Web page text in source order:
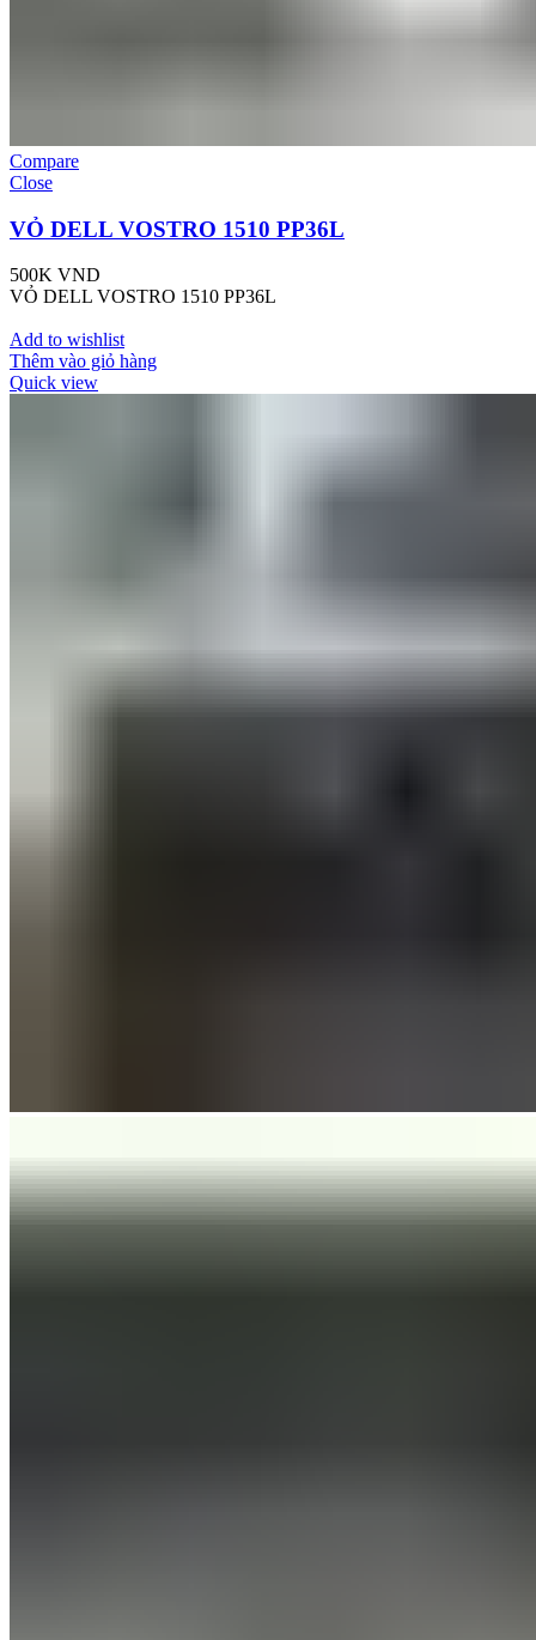
Compare
Close
VỎ DELL VOSTRO 1510 PP36L
500K VND
VỎ DELL VOSTRO 1510 PP36L
Add to wishlist
Thêm vào giỏ hàng
Quick view